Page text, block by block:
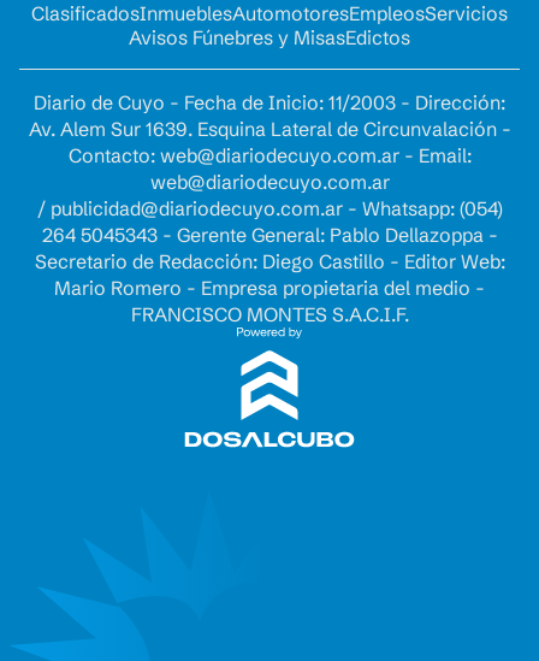
ClasificadosInmueblesAutomotoresEmpleosServicios
Avisos Fúnebres y MisasEdictos
Diario de Cuyo - Fecha de Inicio: 11/2003 - Dirección:
Av. Alem Sur 1639. Esquina Lateral de Circunvalación -
Contacto: web@diariodecuyo.com.ar- Email:
web@diariodecuyo.com.ar
/ publicidad@diariodecuyo.com.ar- Whatsapp: (054)
264 5045343 - Gerente General: Pablo Dellazoppa -
Secretario de Redacción: Diego Castillo - Editor Web:
Mario Romero - Empresa propietaria del medio -
FRANCISCO MONTES S.A.C.I.F.